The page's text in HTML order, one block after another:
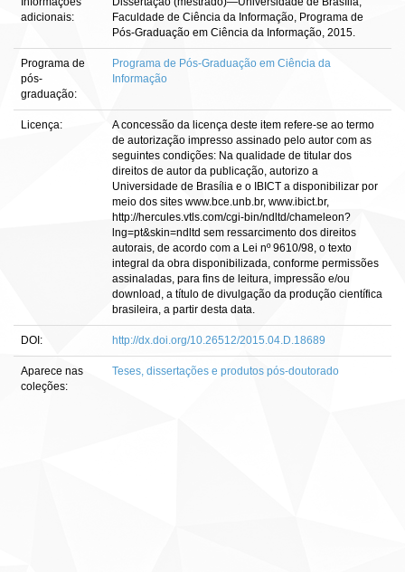
adicionais:
Faculdade de Ciência da Informação, Programa de
Pós-Graduação em Ciência da Informação, 2015.
Programa de
pós-
graduação:
Programa de Pós-Graduação em Ciência da
Informação
Licença:
A concessão da licença deste item refere-se ao termo
de autorização impresso assinado pelo autor com as
seguintes condições: Na qualidade de titular dos
direitos de autor da publicação, autorizo a
Universidade de Brasília e o IBICT a disponibilizar por
meio dos sites www.bce.unb.br, www.ibict.br,
http://hercules.vtls.com/cgi-bin/ndltd/chameleon?
lng=pt&skin=ndltd sem ressarcimento dos direitos
autorais, de acordo com a Lei nº 9610/98, o texto
integral da obra disponibilizada, conforme permissões
assinaladas, para fins de leitura, impressão e/ou
download, a título de divulgação da produção científica
brasileira, a partir desta data.
DOI: http://dx.doi.org/10.26512/2015.04.D.18689
Aparece nas
coleções:
Teses, dissertações e produtos pós-doutorado